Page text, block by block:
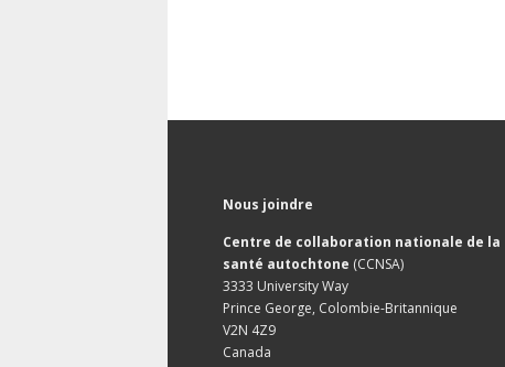
Nous joindre
Centre de collaboration nationale de la
santé autochtone (CCNSA)
3333 University Way
Prince George, Colombie-Britannique
V2N 4Z9
Canada